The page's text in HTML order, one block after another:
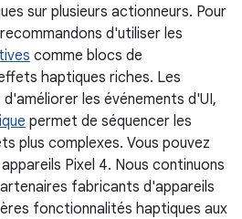
sur plusieurs actionneurs. Pour
d'utiliser les
comme blocs de
haptiques riches. Les
les événements d'UI,
permet de séquencer les
plus complexes. Vous pouvez
Pixel 4. Nous continuons
fabricants d'appareils
fonctionnalités haptiques aux